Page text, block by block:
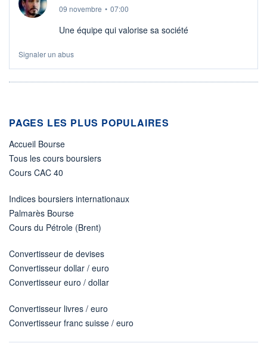
09 novembre • 07:00
Une équipe qui valorise sa société
Signaler un abus
PAGES LES PLUS POPULAIRES
Accueil Bourse
Tous les cours boursiers
Cours CAC 40
Indices boursiers internationaux
Palmarès Bourse
Cours du Pétrole (Brent)
Convertisseur de devises
Convertisseur dollar / euro
Convertisseur euro / dollar
Convertisseur livres / euro
Convertisseur franc suisse / euro